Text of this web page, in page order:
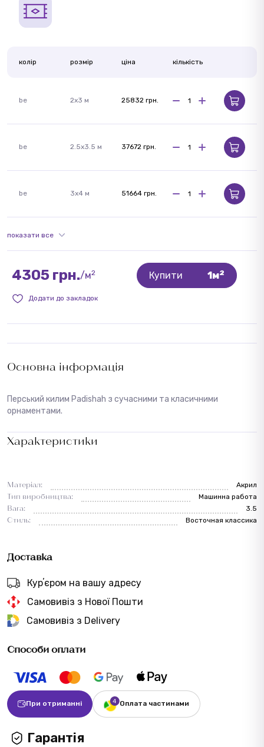
Основна інформація
Перський килим Padishah з сучасними та класичними
орнаментами.
Характеристики
Матеріал:
Акрил
Тип виробництва:
Машинна работа
Вага:
3.5
Стиль:
Восточная классика
Доставка
Курʼєром на вашу адресу
Самовивіз з Нової Пошти
Самовивіз з Delivery
Способи оплати
При отриманні Оплата частинами
Гарантія
колір розмір ціна кількість
be 2x3 м 25832 грн.
be 2.5x3.5 м 37672 грн.
be 3x4 м 51664 грн.
показати все
4305 грн./м2 Купити 1м2
Додати до закладок